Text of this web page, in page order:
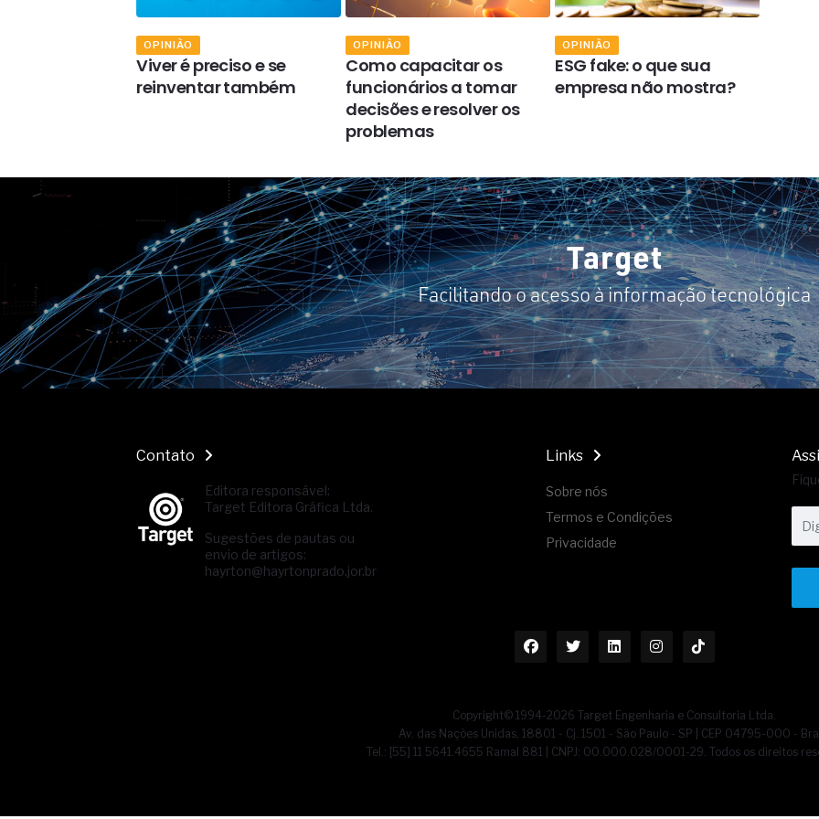
OPINIÃO
Viver é preciso e se
reinventar também
OPINIÃO
Como capacitar os
funcionários a tomar
decisões e resolver os
problemas
OPINIÃO
ESG fake: o que sua
empresa não mostra?
Target
Facilitando o acesso à informação tecnológica
Contato
Editora responsável:
Target Editora Gráfica Ltda.
Sugestões de pautas ou
envio de artigos:
hayrton@hayrtonprado.jor.br
Links
Sobre nós
Termos e Condições
Privacidade
Copyright© 1994-2026 Target Engenharia e Consultoria Ltda.
Av. das Nações Unidas, 18801 - Cj. 1501 - São Paulo - SP | CEP 04795-000 -
Tel.: [55] 11 5641.4655 Ramal 881 | CNPJ: 00.000.028/0001-29. Todos os direitos